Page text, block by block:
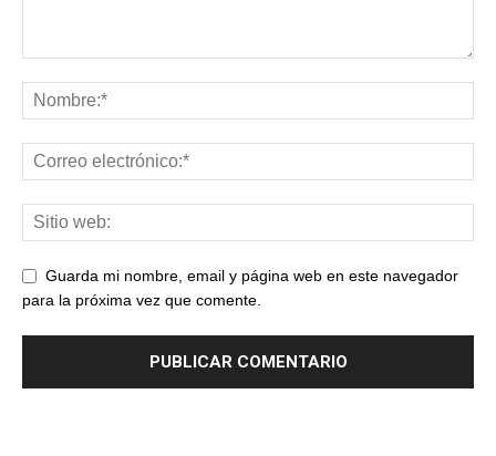
Guarda mi nombre, email y página web en este navegador
para la próxima vez que comente.